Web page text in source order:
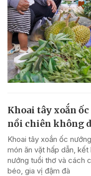
Khoai tây xoắn
nồi chiên không
Khoai tây xoắn ốc
món ăn vặt hấp dẫn,
nướng tuổi thơ và cách
béo, gia vị đậm đà